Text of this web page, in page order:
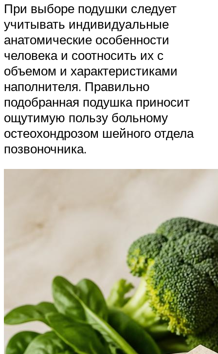
При выборе подушки следует
учитывать индивидуальные
анатомические особенности
человека и соотносить их с
объемом и характеристиками
наполнителя. Правильно
подобранная подушка приносит
ощутимую пользу больному
остеохондрозом шейного отдела
позвоночника.